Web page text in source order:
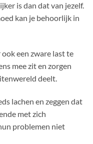
is dan dat van jezelf.
kan je behoorlijk in
een zware last te
mee zit en zorgen
deelt.
lachen en zeggen dat
met zich
problemen niet